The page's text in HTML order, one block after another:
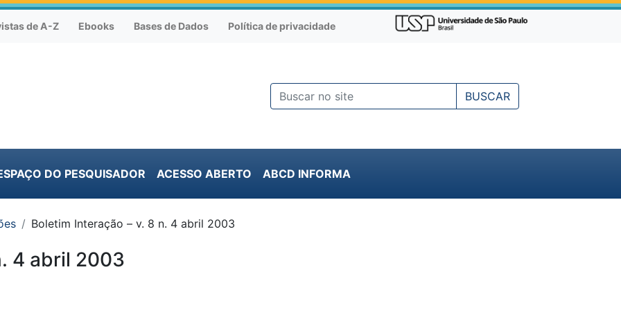
de A-Z Ebooks Bases de Dados Política de privacidade
BUSCAR
DO PESQUISADOR ACESSO ABERTO ABCD INFORMA
Boletim Interação – v. 8 n. 4 abril 2003
4 abril 2003